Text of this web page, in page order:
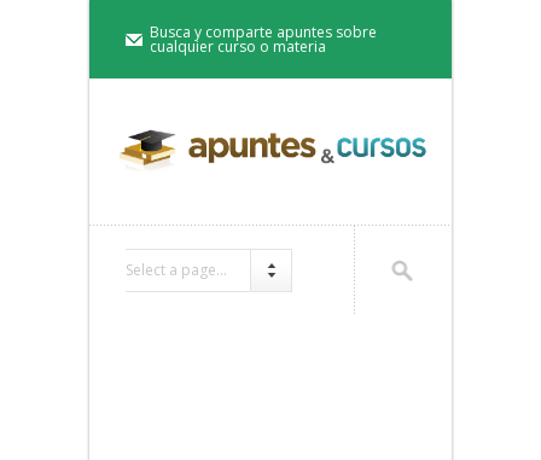
Busca y comparte apuntes sobre
cualquier curso o materia
Select a page...